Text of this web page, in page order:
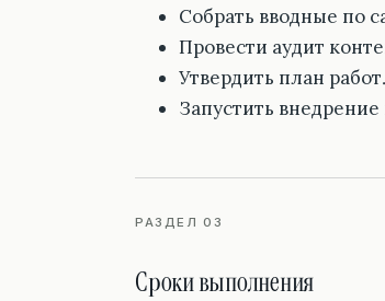
Собрать вводные по
Провести аудит
Утвердить план работ.
Запустить
РАЗДЕЛ 03
Сроки выполнения